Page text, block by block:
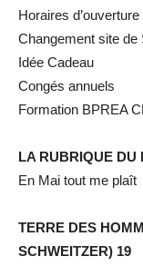
Horaires
Changement site de
Idée Cadeau
Congés annuels
Formation BPREA
LA RUBRIQUE DU
En Mai tout me plaît
TERRE DES
SCHWEITZER) 19